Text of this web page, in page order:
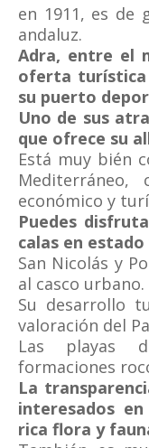
en 1911, es de
andaluz.
Adra, entre el
oferta turística
su puerto
Uno de sus
que ofrece su
Está muy bién
Mediterráneo,
económico y
Puedes
calas en
San Nicolás y
al casco urbano.
Su desarrollo
valoración del
Las playas
formaciones
La
interesados
rica flora y